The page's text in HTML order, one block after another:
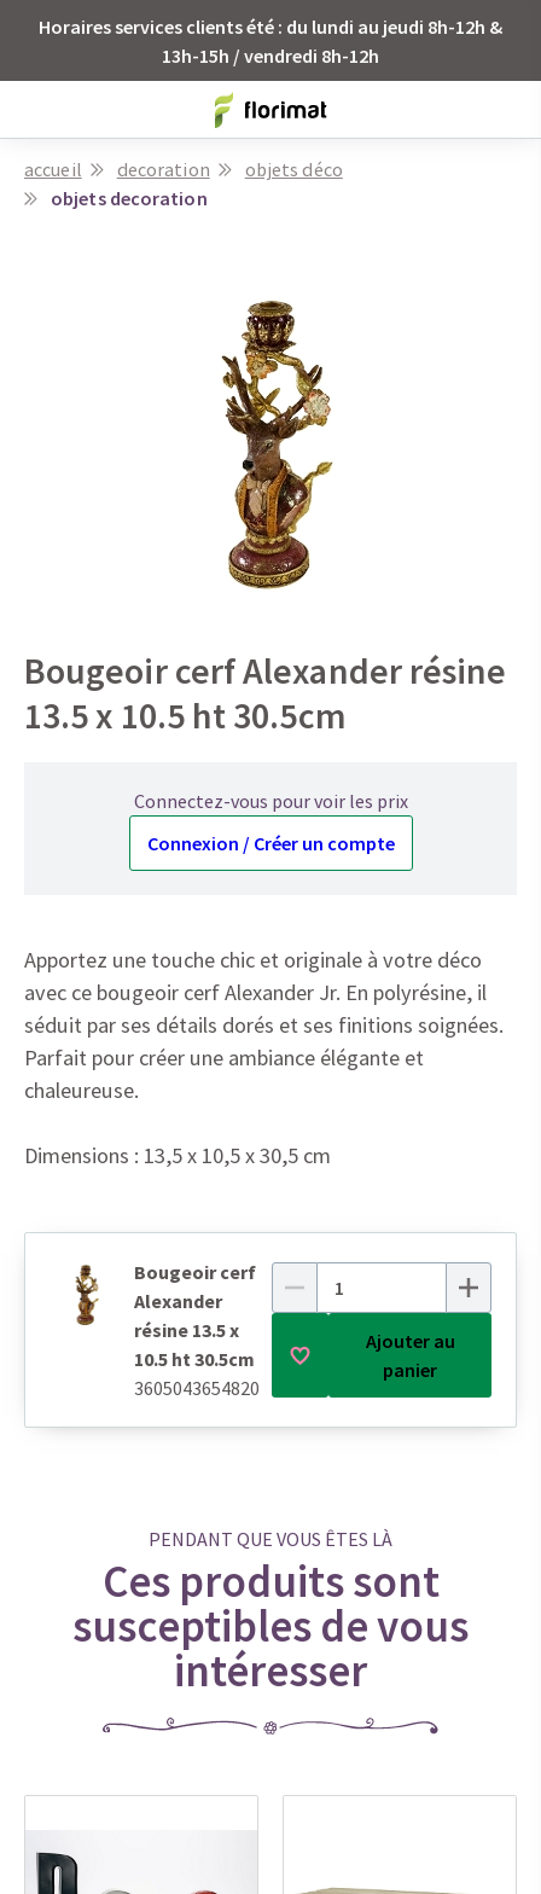
Horaires services clients été : du lundi au jeudi 8h-12h &
13h-15h / vendredi 8h-12h
accueil decoration
objets déco
objets decoration
Bougeoir cerf Alexander résine
13.5 x 10.5 ht 30.5cm
Apportez une touche chic et originale à votre déco
avec ce bougeoir cerf Alexander Jr. En polyrésine, il
séduit par ses détails dorés et ses finitions soignées.
Parfait pour créer une ambiance élégante et
chaleureuse.
Dimensions : 13,5 x 10,5 x 30,5 cm
Connectez-vous pour voir les prix
Connexion / Créer un compte
Bougeoir cerf
Alexander
résine 13.5 x
10.5 ht 30.5cm
3605043654820
Ajouter au
panier
PENDANT QUE VOUS ÊTES LÀ
Ces produits sont
susceptibles de vous
intéresser